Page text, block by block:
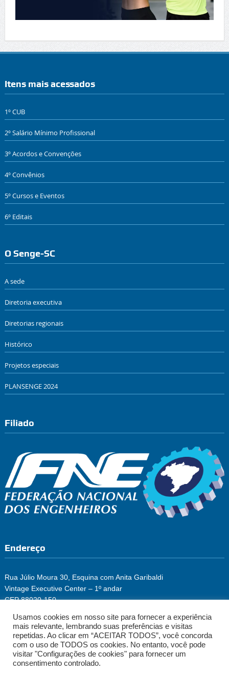
Itens mais acessados
1º CUB
2º Salário Mínimo Profissional
3º Acordos e Convenções
4º Convênios
5º Cursos e Eventos
6º Editais
O Senge-SC
A sede
Diretoria executiva
Diretorias regionais
Histórico
Projetos especiais
PLANSENGE 2024
Filiado
Endereço
Rua Júlio Moura 30, Esquina com Anita Garibaldi
Vintage Executive Center – 1º andar
CEP 88020-150
Fone: (48) 3222-2965
Usamos cookies em nosso site para fornecer a experiência
mais relevante, lembrando suas preferências e visitas
repetidas. Ao clicar em “ACEITAR TODOS”, você concorda
com o uso de TODOS os cookies. No entanto, você pode
visitar "Configurações de cookies" para fornecer um
consentimento controlado.